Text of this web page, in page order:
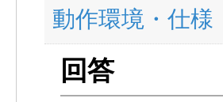
動作環境・仕様